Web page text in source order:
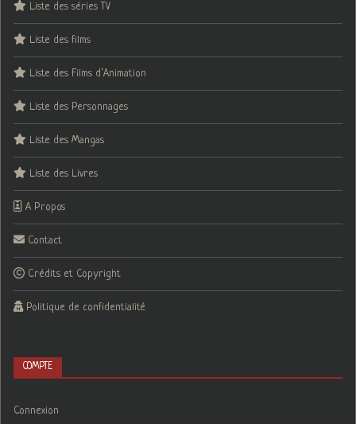
Liste des séries TV
Liste des films
Liste des Films d’Animation
Liste des Personnages
Liste des Mangas
Liste des Livres
A Propos
Contact
Crédits et Copyright
Politique de confidentialité
COMPTE
Connexion